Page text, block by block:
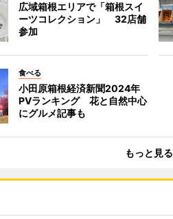
広域箱根エリアで「箱根スイ
ーツコレクション」 32店舗
参加
食べる
小田原箱根経済新聞2024年
PVランキング 花と自然中心
にグルメ記事も
もっと見る